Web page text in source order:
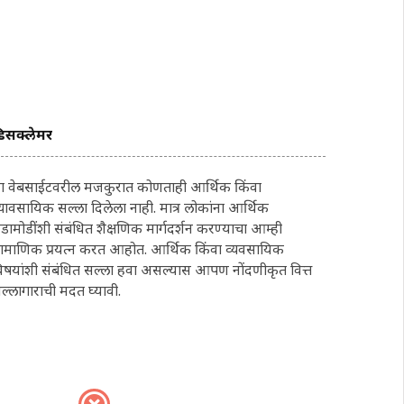
वेबसाईटवरील मजकुरात कोणताही आर्थिक किंवा
सल्ला दिलेला नाही. मात्र लोकांना आर्थिक
संबंधित शैक्षणिक मार्गदर्शन करण्याचा आम्ही
प्रयत्न करत आहोत. आर्थिक किंवा व्यवसायिक
संबंधित सल्ला हवा असल्यास आपण नोंदणीकृत वित्त
मदत घ्यावी.